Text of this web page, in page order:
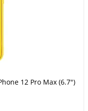
12 Pro Max (6.7")